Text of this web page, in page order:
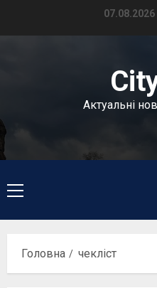
07.08.2026
Актуальні
Головне
меню
Головна чекліст